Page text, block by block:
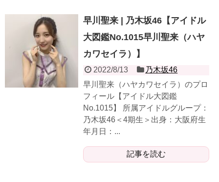
早川聖来 | 乃木坂46【アイドル
大図鑑No.1015早川聖来（ハヤ
カワセイラ）】
2022/8/13
乃木坂46
早川聖来（ハヤカワセイラ）のプロ
フィール【アイドル大図鑑
No.1015】 所属アイドルグループ：
乃木坂46＜4期生＞出身：大阪府生
年月日：...
記事を読む